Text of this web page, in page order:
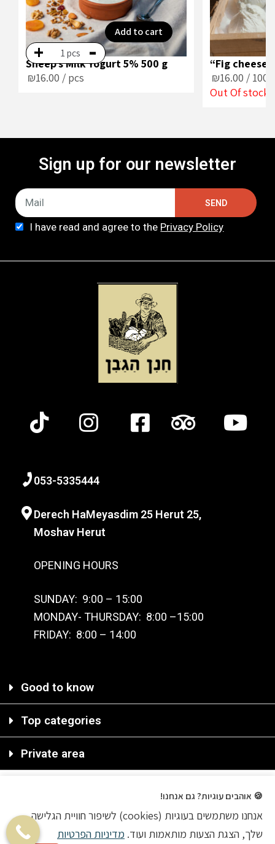
Sheep’s Milk Yogurt 5% 500 g
₪16.00 / pcs
Add to cart
+ pcs -
₪16.00 / 100
Out Of stock
Sign up for our newsletter
I have read and agree to the Privacy Policy
SEND
053-5335444
Derech HaMeyasdim 25 Herut 25,
Moshav Herut
OPENING HOURS
SUNDAY: 9:00 – 15:00
MONDAY- THURSDAY: 8:00 –15:00
FRIDAY: 8:00 – 14:00
Good to know
Top categories
Private area
2020 © All rights reserved
🍪 אוהבים עוגיות? גם אנחנו!
אנחנו משתמשים בעוגיות (cookies) לשיפור חוויית הגלישה
שלך, הצגת הצעות מותאמות ועוד. מדיניות הפרטיות